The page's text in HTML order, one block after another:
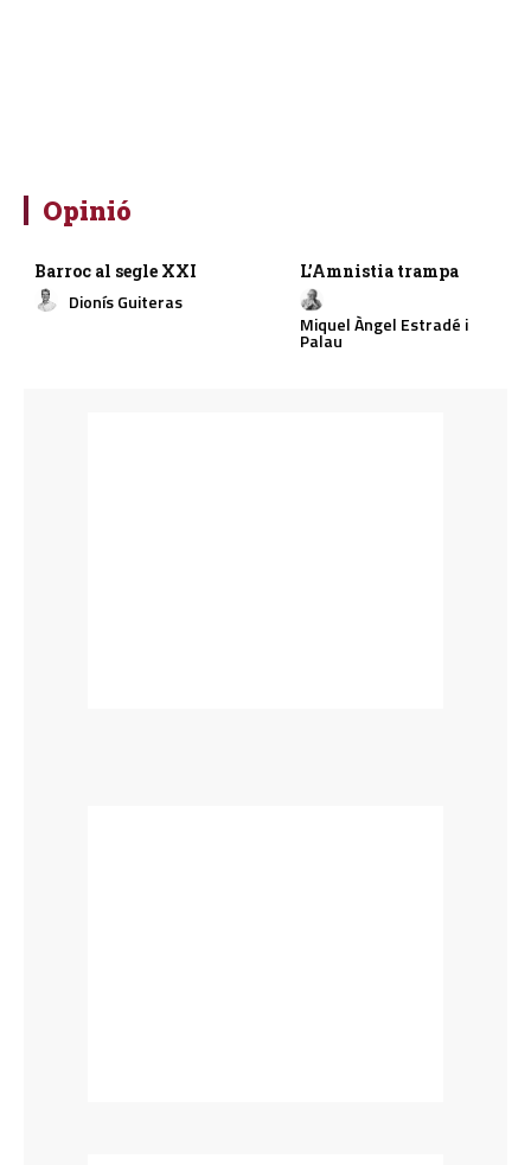
Opinió
Barroc al segle XXI
Dionís Guiteras
L’Amnistia trampa
Miquel Àngel Estradé i
Palau